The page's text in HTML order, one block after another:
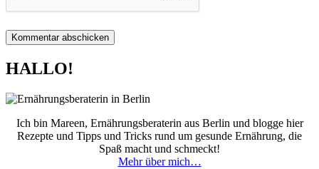
HALLO!
Ich bin Mareen, Ernährungsberaterin aus Berlin und blogge hier
Rezepte und Tipps und Tricks rund um gesunde Ernährung, die
Spaß macht und schmeckt!
Mehr über mich…